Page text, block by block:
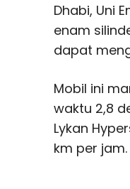
Dhabi, Uni
enam
dapat
Mobil ini
waktu 2,8
Lykan
km per jam.